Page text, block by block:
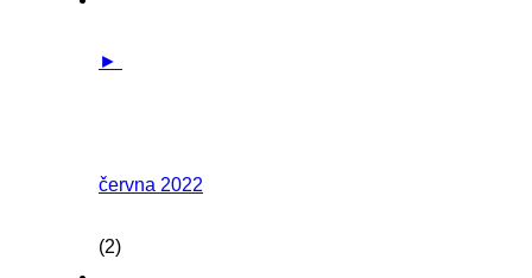
►
června 2022
(2)